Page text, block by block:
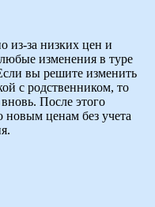
из-за низких цен и
изменения в туре
вы решите изменить
с родственником, то
После этого
новым ценам без учета